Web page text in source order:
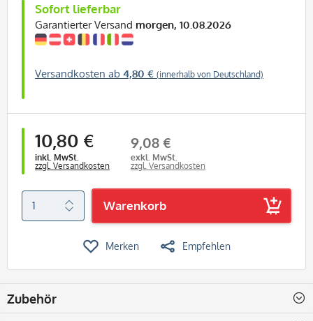
Sofort lieferbar
Garantierter Versand morgen, 10.08.2026
Versandkosten ab 4,80 € (innerhalb von Deutschland)
10,80 €
inkl. MwSt.
zzgl. Versandkosten
9,08 €
exkl. MwSt.
zzgl. Versandkosten
Warenkorb
Merken Empfehlen
Zubehör